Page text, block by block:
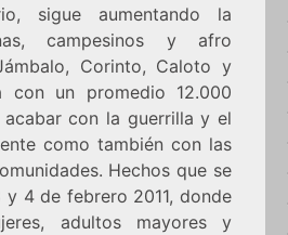
sigue aumentando la
campesinos y afro
Corinto, Caloto y
con un promedio 12.000
con la guerrilla y el
como también con las
Hechos que se
4 de febrero 2011, donde
adultos mayores y